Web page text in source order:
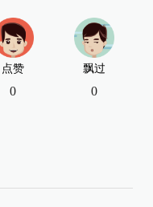
点赞
0
飘过
0